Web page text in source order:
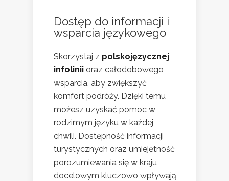
Dostęp do informacji i
wsparcia językowego
Skorzystaj z polskojęzycznej
infolinii oraz całodobowego
wsparcia, aby zwiększyć
komfort podróży. Dzięki temu
możesz uzyskać pomoc w
rodzimym języku w każdej
chwili. Dostępność informacji
turystycznych oraz umiejętność
porozumiewania się w kraju
docelowym kluczowo wpływają